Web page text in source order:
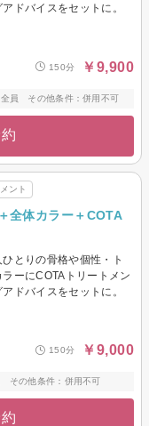
ドバイスをセットに。
150分 ￥9,900
員 その他条件：併用不可
ント
全体カラー＋COTA
とりの骨格や個性・ト
ーにCOTAトリートメン
ドバイスをセットに。
150分 ￥9,000
その他条件：併用不可